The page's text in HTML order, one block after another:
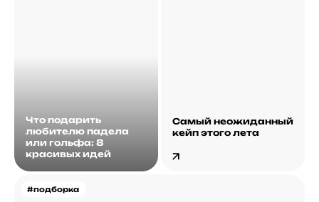
Что подарить
любителю падела
или гольфа: 8
красивых идей
#подборка
Самый неожиданный
кейп этого лета